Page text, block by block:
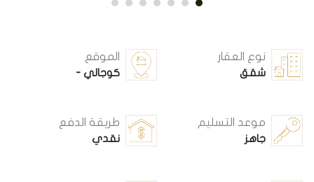
نوع العقار
شقق
الموقع
كوجالي -
موعد التسليم
جاهز
طريقة الدفع
نقدي